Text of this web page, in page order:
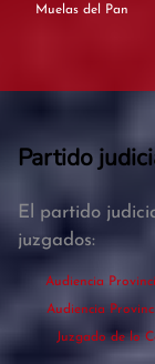
Muelas del Pan
Partido
El partido
juzgados:
Audiencia
Audiencia
Juzgado de lo